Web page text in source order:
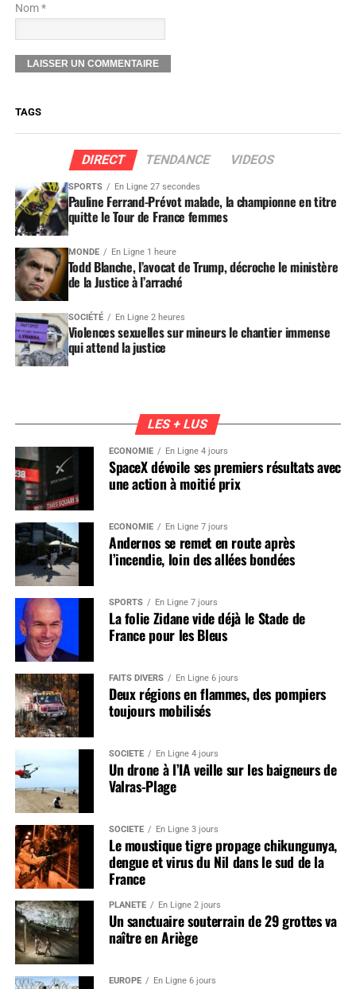
Nom *
TAGS
DIRECT TENDANCE VIDEOS
SPORTS En Ligne 27 secondes
Pauline Ferrand-Prévot malade, la championne en titre
quitte le Tour de France femmes
MONDE En Ligne 1 heure
Todd Blanche, l’avocat de Trump, décroche le ministère
de la Justice à l’arraché
SOCIÉTÉ En Ligne 2 heures
Violences sexuelles sur mineurs le chantier immense
qui attend la justice
LES + LUS
ÉCONOMIE En Ligne 4 jours
SpaceX dévoile ses premiers résultats avec
une action à moitié prix
ÉCONOMIE En Ligne 7 jours
Andernos se remet en route après
l’incendie, loin des allées bondées
SPORTS En Ligne 7 jours
La folie Zidane vide déjà le Stade de
France pour les Bleus
FAITS DIVERS En Ligne 6 jours
Deux régions en flammes, des pompiers
toujours mobilisés
SOCIÉTÉ En Ligne 4 jours
Un drone à l’IA veille sur les baigneurs de
Valras-Plage
SOCIÉTÉ En Ligne 3 jours
Le moustique tigre propage chikungunya,
dengue et virus du Nil dans le sud de la
France
PLANÈTE En Ligne 2 jours
Un sanctuaire souterrain de 29 grottes va
naître en Ariège
EUROPE En Ligne 6 jours